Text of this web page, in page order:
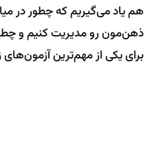
هم یاد می‌گیریم که چطور در
ذهن‌مون رو مدیریت کنیم و
برای یکی از مهم‌ترین آزمون‌های